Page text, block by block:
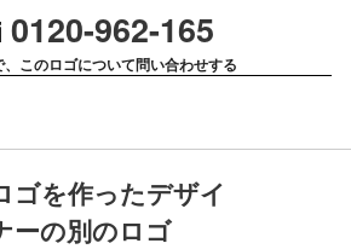
0120-962-165
、このロゴについて問い合わせする
ゴを作ったデザイ
ーの別のロゴ